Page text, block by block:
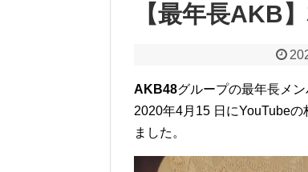
【最年長AKB
AKB48グループの最年長メ
2020年4月15 日にYouTube
ました。